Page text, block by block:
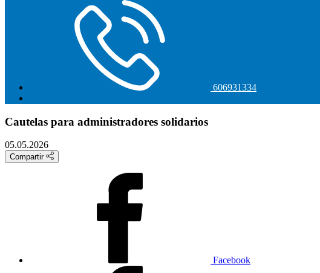
606931334
Cautelas para administradores solidarios
05.05.2026
Compartir
Facebook